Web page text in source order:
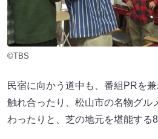
©TBS
民宿に向かう道中も、番組PRを
触れ合ったり、松山市の名物グル
わったりと、芝の地元を堪能する8